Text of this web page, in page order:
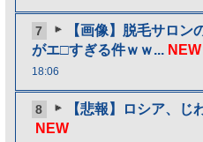
7
【画像】脱毛サロン
がエ□すぎる件ｗｗ... NEW
18:06
8
【悲報】ロシア、じ
NEW